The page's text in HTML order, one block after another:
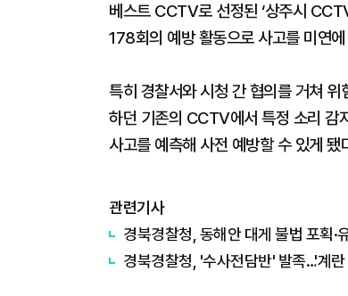
베스트 CCTV로 선정된 ‘상주시
178회의 예방 활동으로 사고를 미연
특히 경찰서와 시청 간 협의를 거쳐
하던 기존의 CCTV에서 특정 소리 감
사고를 예측해 사전 예방할 수 있게 됐
관련기사
경북경찰청, 동해안 대게 불법 포획·
경북경찰청, '수사전담반' 발족…'계